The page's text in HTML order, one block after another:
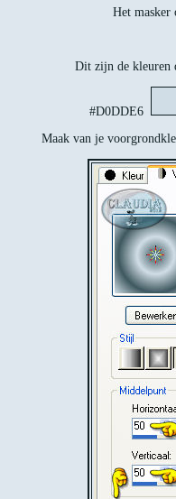
Het masker
Dit zijn de kleuren
#D0DDE6
Maak van je